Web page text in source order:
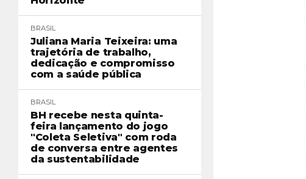
BRASIL
Juliana Maria Teixeira: uma
trajetória de trabalho,
dedicação e compromisso
com a saúde pública
BRASIL
BH recebe nesta quinta-
feira lançamento do jogo
"Coleta Seletiva" com roda
de conversa entre agentes
da sustentabilidade